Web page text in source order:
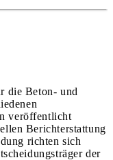
die Beton- und
veröffentlicht
Berichterstattung
richten sich
der